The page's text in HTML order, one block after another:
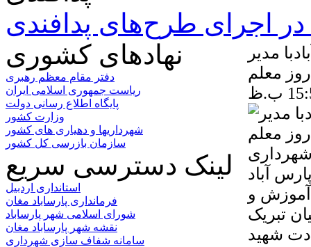
اجرای طرح‌های پدافندی
مدیر
معلم
آباد
آموزش و
تبریک
شهید
نهادهای کشوری
دفتر مقام معظم رهبری
ریاست جمهوری اسلامی ایران
پایگاه اطلاع رسانی دولت
وزارت کشور
شهرداریها و دهیاری های کشور
سازمان بازرسی کل کشور
لینک دسترسی سریع
استانداری اردبیل
فرمانداری پارساباد مغان
شورای اسلامی شهر پارساباد
نقشه شهر پارساباد مغان
سامانه شفاف سازی شهرداری